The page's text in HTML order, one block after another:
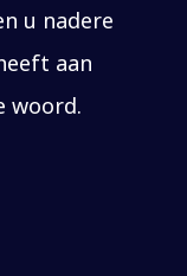
u nadere
aan
woord.